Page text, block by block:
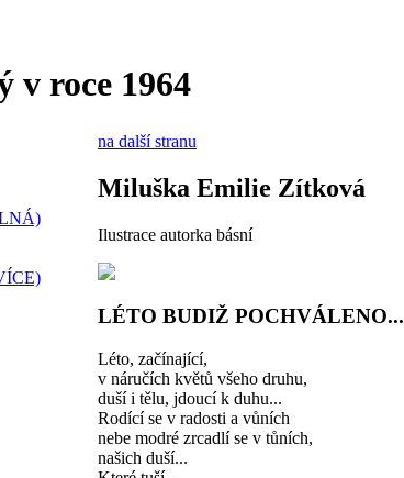
v roce 1964
na další stranu
Miluška Emilie Zítková
Ilustrace autorka básní
LÉTO BUDIŽ POCHVÁLENO...
Léto, začínající,
v náručích květů všeho druhu,
duší i tělu, jdoucí k duhu...
Rodící se v radosti a vůních
nebe modré zrcadlí se v tůních,
našich duší...